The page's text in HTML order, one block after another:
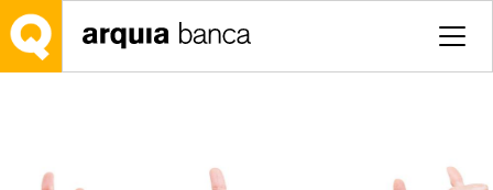
Saltar al contenido principal